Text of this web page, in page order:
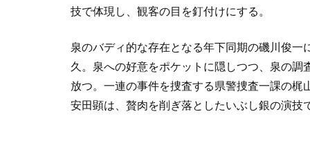
技で体現し、観客の目を釘付けにする。
泉のバディ的な存在となる年下同期の磯川俊
久。泉への好意をポケットに隠しつつ、泉の
放つ。一連の事件を捜査する県警捜査一課の
安田顕は、贅肉を削ぎ落としたいぶし銀の演技